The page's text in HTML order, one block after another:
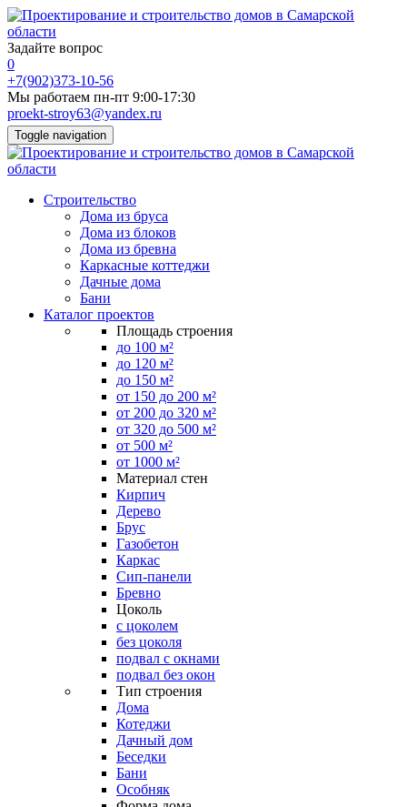
Задайте вопрос
0
+7(902)373-10-56
Мы работаем пн-пт 9:00-17:30
proekt-stroy63@yandex.ru
Toggle navigation
Строительство
Дома из бруса
Дома из блоков
Дома из бревна
Каркасные коттеджи
Дачные дома
Бани
Каталог проектов
Площадь строения
до 100 м²
до 120 м²
до 150 м²
от 150 до 200 м²
от 200 до 320 м²
от 320 до 500 м²
от 500 м²
от 1000 м²
Материал стен
Кирпич
Дерево
Брус
Газобетон
Каркас
Сип-панели
Бревно
Цоколь
с цоколем
без цоколя
подвал с окнами
подвал без окон
Тип строения
Дома
Котеджи
Дачный дом
Беседки
Бани
Особняк